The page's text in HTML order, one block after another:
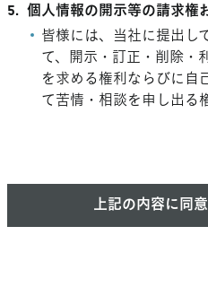
5. 個人情報の開示等の請求権
皆様には、当社に提出し
て、開示・訂正・削除・
を求める権利ならびに自
て苦情・相談を申し出る